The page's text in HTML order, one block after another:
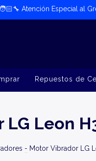
🧑🏻‍🔧​ Atención Especial al
Repuestos de
Leon
- Motor Vibrador LG